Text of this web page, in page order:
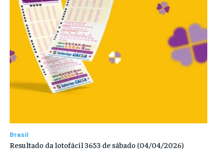
Brasil
Resultado da lotofácil 3653 de sábado (04/04/2026)